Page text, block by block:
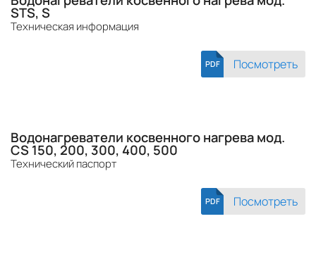
STS, S
Техническая информация
PDF Посмотреть
Водонагреватели косвенного нагрева мод.
CS 150, 200, 300, 400, 500
Технический паспорт
PDF Посмотреть